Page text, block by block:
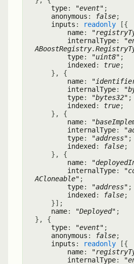
type: "event" ;
anonymous : false;
inputs : readonly [{
name:
internalType:
type: "uint8" ;
indexed : true;
} , {
name:
internalType:
type: "bytes32" ;
indexed : true;
} , {
name:
internalType:
type: "address" ;
indexed : false;
} , {
name:
internalType:
ACloneable" ;
type: "address" ;
indexed : false;
}] ;
name: "Deployed" ;
} , {
type: "event" ;
anonymous : false;
inputs : readonly [{
name:
internalType: